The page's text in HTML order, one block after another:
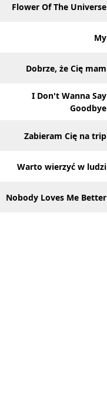
Flower Of The Universe
My
Dobrze, że Cię mam
I Don't Wanna Say
Goodbye
Zabieram Cię na trip
Warto wierzyć w ludzi
Nobody Loves Me Better